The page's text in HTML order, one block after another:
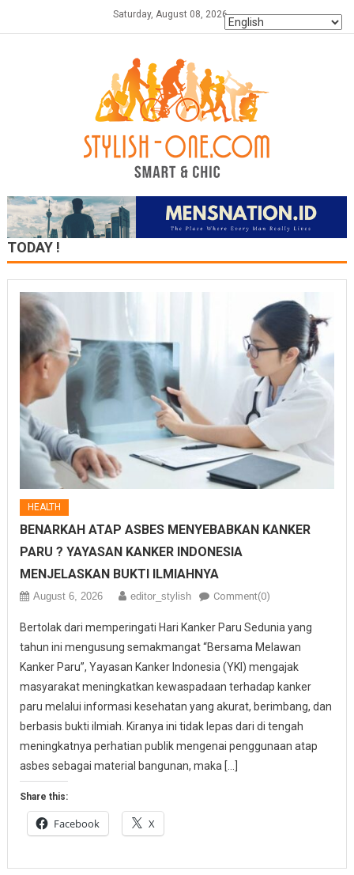
Saturday, August 08, 2026
TODAY !
HEALTH
BENARKAH ATAP ASBES MENYEBABKAN KANKER
PARU ? YAYASAN KANKER INDONESIA
MENJELASKAN BUKTI ILMIAHNYA
August 6, 2026 editor_stylish Comment(0)
Bertolak dari memperingati Hari Kanker Paru Sedunia yang
tahun ini mengusung semakmangat “Bersama Melawan
Kanker Paru”, Yayasan Kanker Indonesia (YKI) mengajak
masyarakat meningkatkan kewaspadaan terhadap kanker
paru melalui informasi kesehatan yang akurat, berimbang, dan
berbasis bukti ilmiah. Kiranya ini tidak lepas dari di tengah
meningkatnya perhatian publik mengenai penggunaan atap
asbes sebagai material bangunan, maka […]
Share this:
Facebook X